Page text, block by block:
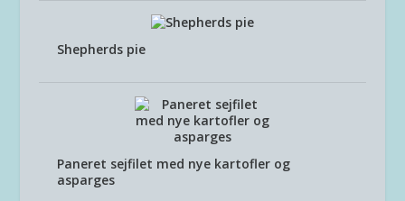
Shepherds pie
Paneret sejfilet med nye kartofler og
asparges